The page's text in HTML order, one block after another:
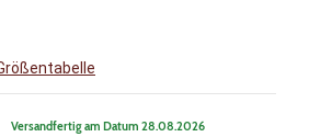
Versandfertig am Datum 28.08.2026